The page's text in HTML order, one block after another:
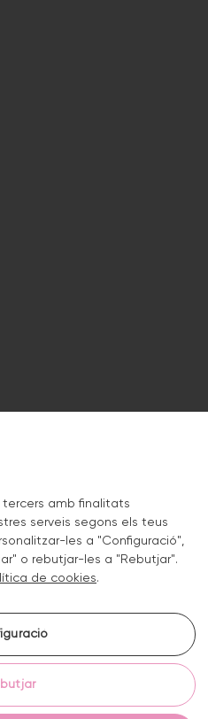
Barcelonaamb finalitats
serveis segons els teus
les a "Configuració",
o rebutjar-les a "Rebutjar".
de cookies.